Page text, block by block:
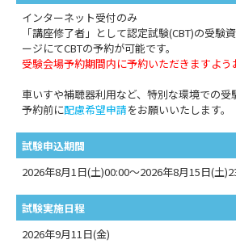
インターネット受付のみ
「講座修了者」として認定試験(CBT)の受験
ージにてCBTの予約が可能です。
受験会場予約期間内に予約いただきますよう
車いすや補聴器利用など、特別な環境での
予約前に配慮希望申請をお願いいたします。
試験申込期間
2026年8月1日(土)00:00～2026年8月15日(土
試験実施日程
2026年9月11日(金)